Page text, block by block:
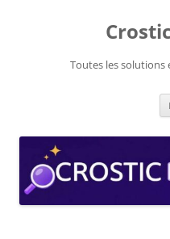
Toutes les solutions